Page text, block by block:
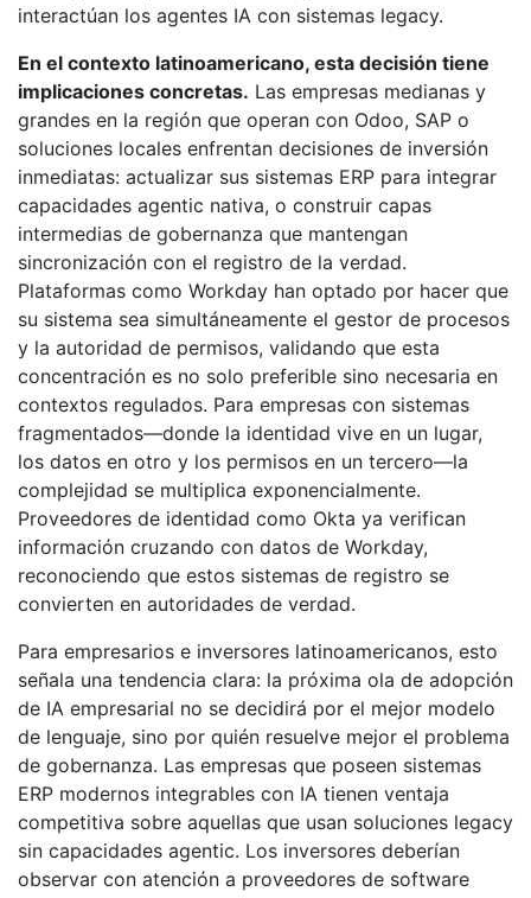
interactúan los agentes IA con sistemas legacy.
En el contexto latinoamericano, esta decisión tiene
implicaciones concretas. Las empresas medianas y
grandes en la región que operan con Odoo, SAP o
soluciones locales enfrentan decisiones de inversión
inmediatas: actualizar sus sistemas ERP para integrar
capacidades agentic nativa, o construir capas
intermedias de gobernanza que mantengan
sincronización con el registro de la verdad.
Plataformas como Workday han optado por hacer que
su sistema sea simultáneamente el gestor de procesos
y la autoridad de permisos, validando que esta
concentración es no solo preferible sino necesaria en
contextos regulados. Para empresas con sistemas
fragmentados—donde la identidad vive en un lugar,
los datos en otro y los permisos en un tercero—la
complejidad se multiplica exponencialmente.
Proveedores de identidad como Okta ya verifican
información cruzando con datos de Workday,
reconociendo que estos sistemas de registro se
convierten en autoridades de verdad.
Para empresarios e inversores latinoamericanos, esto
señala una tendencia clara: la próxima ola de adopción
de IA empresarial no se decidirá por el mejor modelo
de lenguaje, sino por quién resuelve mejor el problema
de gobernanza. Las empresas que poseen sistemas
ERP modernos integrables con IA tienen ventaja
competitiva sobre aquellas que usan soluciones legacy
sin capacidades agentic. Los inversores deberían
observar con atención a proveedores de software